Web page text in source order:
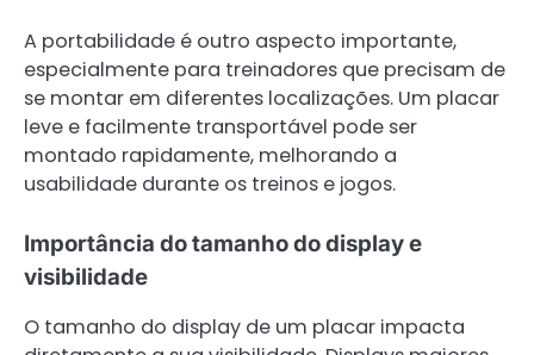
A portabilidade é outro aspecto importante,
especialmente para treinadores que precisam de
se montar em diferentes localizações. Um placar
leve e facilmente transportável pode ser
montado rapidamente, melhorando a
usabilidade durante os treinos e jogos.
Importância do tamanho do display e
visibilidade
O tamanho do display de um placar impacta